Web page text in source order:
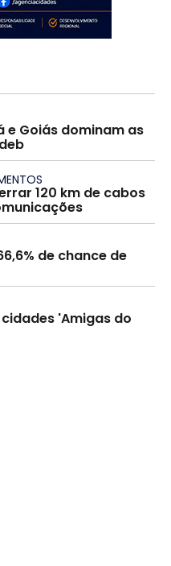
e Goiás dominam as
120 km de cabos
de chance de
'Amigas do